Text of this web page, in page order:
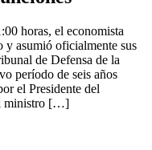
horas, el economista
y asumió oficialmente sus
de Defensa de la
período de seis años
el Presidente del
ministro […]